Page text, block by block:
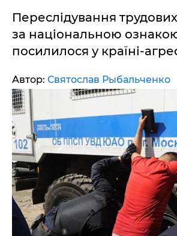
Переслідування
за національною
посилилося у країні-
Автор: Святослав Рыбальченко